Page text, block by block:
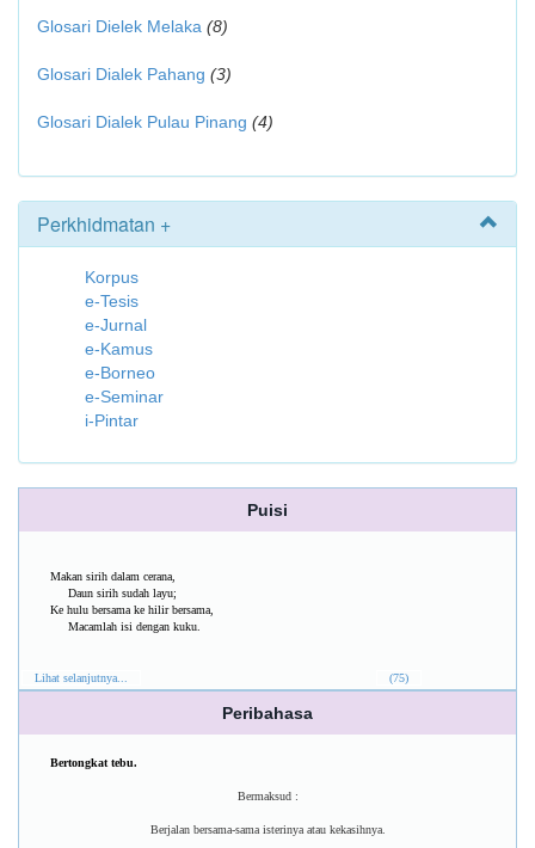
Glosari Dielek Melaka (8)
Glosari Dialek Pahang (3)
Glosari Dialek Pulau Pinang (4)
Perkhidmatan +
Korpus
e-Tesis
e-Jurnal
e-Kamus
e-Borneo
e-Seminar
i-Pintar
Puisi
Makan sirih dalam cerana,
Daun sirih sudah layu;
Ke hulu bersama ke hilir bersama,
Macamlah isi dengan kuku.
Lihat selanjutnya... (75)
Peribahasa
Bertongkat tebu.
Bermaksud :
Berjalan bersama-sama isterinya atau kekasihnya.